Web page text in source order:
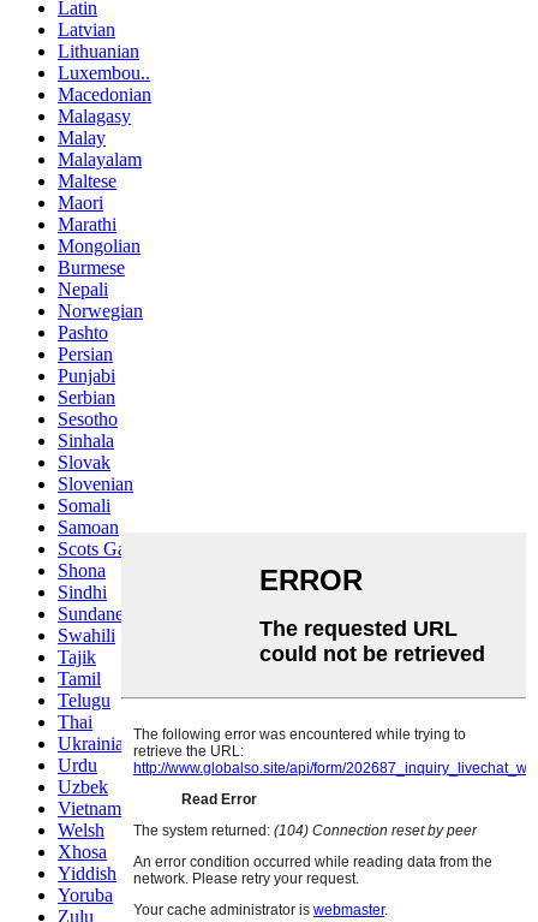
Latin
Latvian
Lithuanian
Luxembou..
Macedonian
Malagasy
Malay
Malayalam
Maltese
Maori
Marathi
Mongolian
Burmese
Nepali
Norwegian
Pashto
Persian
Punjabi
Serbian
Sesotho
Sinhala
Slovak
Slovenian
Somali
Samoan
Scots Gaelic
Shona
Sindhi
Sundanese
Swahili
Tajik
Tamil
Telugu
Thai
Ukrainian
Urdu
Uzbek
Vietnamese
Welsh
Xhosa
Yiddish
Yoruba
Zulu